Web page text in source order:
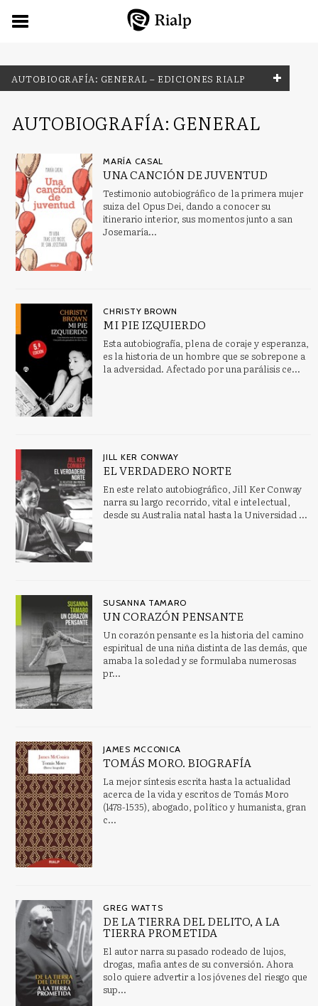
AUTOBIOGRAFÍA: GENERAL – EDICIONES RIALP
FILTRADO POR:
MATERIAS
Antropología
Aprendizaje abierto, educación en el hogar, educación a
distancia
Arte del Renacimiento
ARTES: ASPECTOS GENERALES
ASTRONOMÍA, ESPACIO Y TIEMPO
Autobiografía: general
AVENTURA
Ver todas... (122)
NUESTRAS COLECCIONES
Biografías y Testimonios
Libros sobre el Opus Dei
Narraciones y Novelas
CATÁLOGOS PDF
Finalistas Premio Adonáis 2023
AUTOBIOGRAFÍA: GENERAL
MARÍA CASAL
UNA CANCIÓN DE JUVENTUD
Testimonio autobiográfico de la primera mujer
suiza del Opus Dei, dando a conocer su
itinerario interior, sus momentos junto a san
Josemaría...
CHRISTY BROWN
MI PIE IZQUIERDO
Esta autobiografía, plena de coraje y esperanza,
es la historia de un hombre que se sobrepone a
la adversidad. Afectado por una parálisis ce...
JILL KER CONWAY
EL VERDADERO NORTE
En este relato autobiográfico, Jill Ker Conway
narra su largo recorrido, vital e intelectual,
desde su Australia natal hasta la Universidad ...
SUSANNA TAMARO
UN CORAZÓN PENSANTE
Un corazón pensante es la historia del camino
espiritual de una niña distinta de las demás, que
amaba la soledad y se formulaba numerosas
pr...
JAMES MCCONICA
TOMÁS MORO. BIOGRAFÍA
La mejor síntesis escrita hasta la actualidad
acerca de la vida y escritos de Tomás Moro
(1478­-1535), abogado, político y humanista, gran
c...
GREG WATTS
DE LA TIERRA DEL DELITO, A LA
TIERRA PROMETIDA
El autor narra su pasado rodeado de lujos,
drogas, mafia antes de su conversión. Ahora
solo quiere advertir a los jóvenes del riesgo que
sup...